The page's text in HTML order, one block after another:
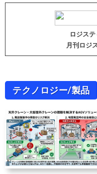
ロジス
月刊ロジ
テクノロジー/製品